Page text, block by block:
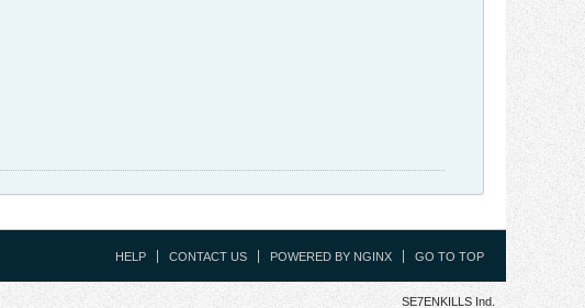
HELP CONTACT US POWERED BY NGINX GO TO TOP
SE7ENKILLS Ind.